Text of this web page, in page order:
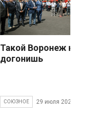
Такой Воронеж не
догонишь
СОЮЗНОЕ 29 июля 2026